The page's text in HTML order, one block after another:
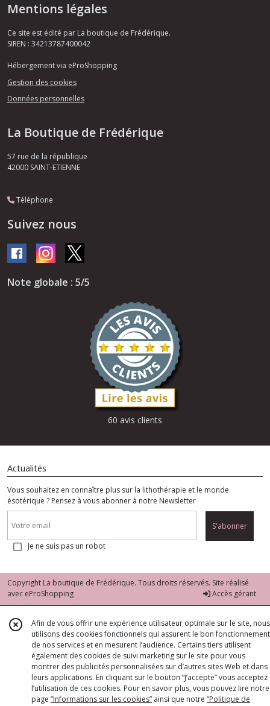
Mentions légales
Ce site est édité par La boutique de Frédérique.
SIREN : 34213787400042
Hébergement via eProShopping
Gestion des cookies
Données personnelles
La Boutique de Frédérique
57 rue de la république
42000 SAINT-ETIENNE
Téléphone
Suivez nous
Note globale : 5/5
60 avis clients
Actualités
Vous souhaitez en connaître plus sur la lithothérapie et le monde
ésotérique ? Pensez à vous abonner à notre Newsletter
S'abonner
Je ne suis pas un robot
Copyright La boutique de Frédérique. Tous droits réservés. Site réalisé
avec eProShopping Accès gérant
Afin de vous offrir une expérience utilisateur optimale sur le site, nous
utilisons des cookies fonctionnels qui assurent le bon fonctionnement
de nos services et en mesurent l’audience. Certains tiers utilisent
également des cookies de suivi marketing sur le site pour vous
montrer des publicités personnalisées sur d’autres sites Web et dans
leurs applications. En cliquant sur le bouton “J’accepte” vous acceptez
l’utilisation de ces cookies. Pour en savoir plus, vous pouvez lire notre
page “Informations sur les cookies” ainsi que notre “Politique de